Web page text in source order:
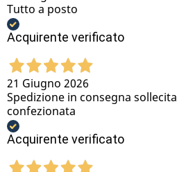
Tutto a posto
Acquirente verificato
21 Giugno 2026
Spedizione in consegna
confezionata
Acquirente verificato